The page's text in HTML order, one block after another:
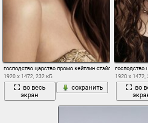
господство царство промо кейтлин стэйси
1920 x 1472, 232 кБ
во весь
экран
сохранить
господство
1920 x 1472,
во